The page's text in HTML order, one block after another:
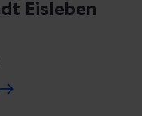
Eisleben